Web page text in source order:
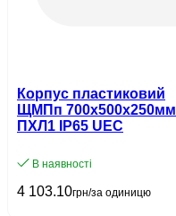
Корпус пластиковий
ЩМПп 700х500х250мм
ПХЛ1 IP65 UEC
В наявності
4 103.10грн/за одиницю